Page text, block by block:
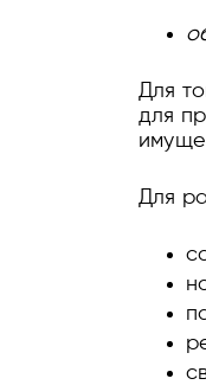
Для
для
Для